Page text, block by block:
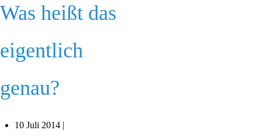
Was heißt das
eigentlich
genau?
10 Juli 2014 |